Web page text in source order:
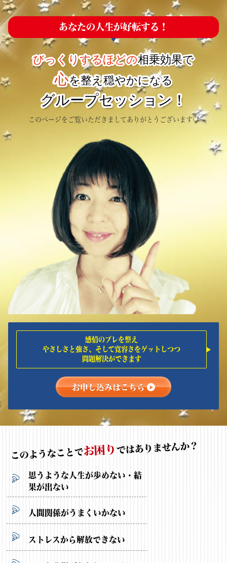
あなたの人生が好転する！
びっくりするほどの相乗効果で
心を整え穏やかになる
グループセッション！
このページをご覧いただきましてありがとうございます♡
感情のブレを整え
やさしさと強さ、そして寛容さをゲットしつつ
問題解決ができます
お申し込みはこちら
このようなことでお困りではありませんか？
思うような人生が歩めない・結
果が出ない
人間関係がうまくいかない
ストレスから解放できない